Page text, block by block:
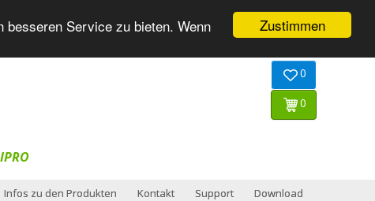
Zustimmen
Service zu bieten. Wenn
0
0
Infos zu den Produkten Kontakt Support Download